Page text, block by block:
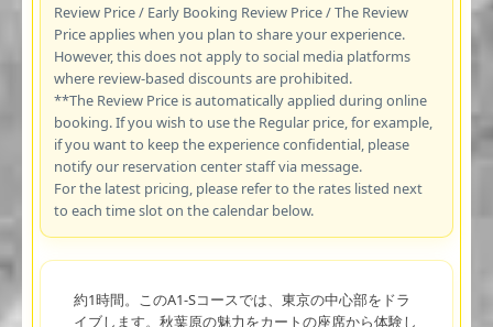
Review Price / Early Booking Review Price / The Review
Price applies when you plan to share your experience.
However, this does not apply to social media platforms
where review-based discounts are prohibited.
**The Review Price is automatically applied during online
booking. If you wish to use the Regular price, for example,
if you want to keep the experience confidential, please
notify our reservation center staff via message.
For the latest pricing, please refer to the rates listed next
to each time slot on the calendar below.
約1時間。このA1-Sコースでは、東京の中心部をドラ
イブします。秋葉原の魅力をカートの座席から体験し